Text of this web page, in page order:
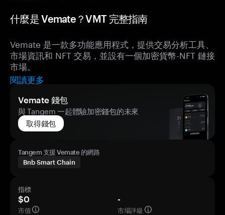
什麼是 Vemate？VMT 完整指南
Vemate 是一款多功能應用程式，提供交易分析工具、
市場資訊和 NFT 交易，並設有一個加密貨幣-NFT 鏈接
市場。
閱讀更多
Vemate 錢包
與 Tangem 一起體驗加密錢包的未來
取得錢包
Tangem 支援 Vemate 的網路
Bnb Smart Chain
指標
$0
市值
-
市場評級